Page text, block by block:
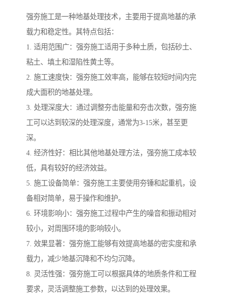
强夯施工是一种地基处理技术，主要用于提高地基的承
载力和稳定性。其特点包括：
1. 适用范围广：强夯施工适用于多种土质，包括砂土、
粘土、填土和湿陷性黄土等。
2. 施工速度快：强夯施工效率高，能够在较短时间内完
成大面积的地基处理。
3. 处理深度大：通过调整夯击能量和夯击次数，强夯施
工可以达到较深的处理深度，通常为3-15米，甚至更
深。
4. 经济性好：相比其他地基处理方法，强夯施工成本较
低，具有较好的经济效益。
5. 施工设备简单：强夯施工主要使用夯锤和起重机，设
备相对简单，易于操作和维护。
6. 环境影响小：强夯施工过程中产生的噪音和振动相对
较小，对周围环境的影响较小。
7. 效果显著：强夯施工能够有效提高地基的密实度和承
载力，减少地基沉降和不均匀沉降。
8. 灵活性强：强夯施工可以根据具体的地质条件和工程
要求，灵活调整施工参数，以达到的处理效果。